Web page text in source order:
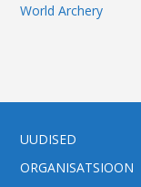
World Archery
UUDISED
ORGANISATSIOON